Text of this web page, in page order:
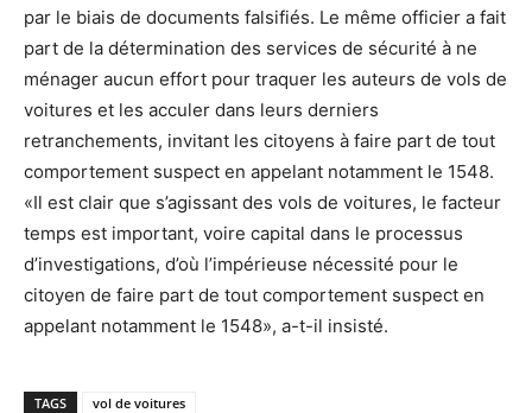
par le biais de documents falsifiés. Le même officier a fait
part de la détermination des services de sécurité à ne
ménager aucun effort pour traquer les auteurs de vols de
voitures et les acculer dans leurs derniers
retranchements, invitant les citoyens à faire part de tout
comportement suspect en appelant notamment le 1548.
«Il est clair que s’agissant des vols de voitures, le facteur
temps est important, voire capital dans le processus
d’investigations, d’où l’impérieuse nécessité pour le
citoyen de faire part de tout comportement suspect en
appelant notamment le 1548», a-t-il insisté.
TAGS vol de voitures